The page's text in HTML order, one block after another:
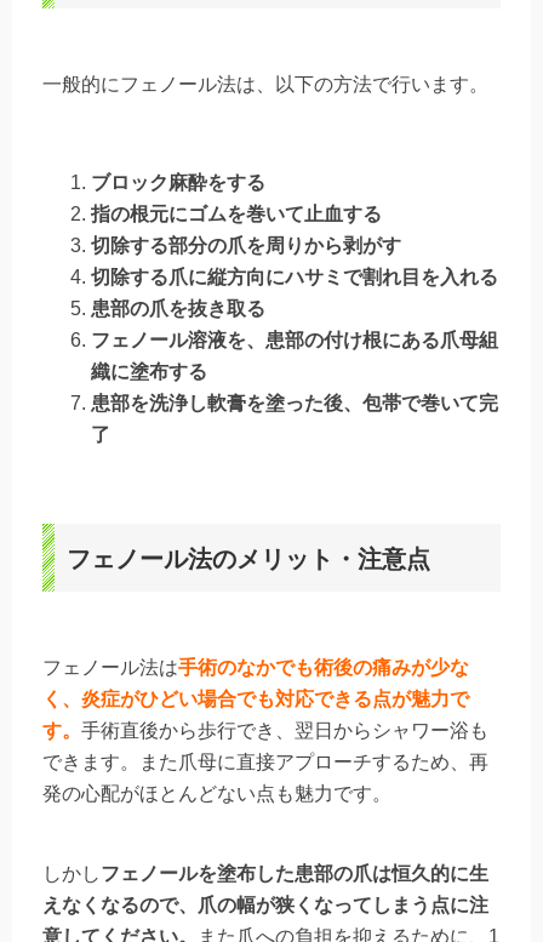
一般的にフェノール法は、以下の方法で行います。
ブロック麻酔をする
指の根元にゴムを巻いて止血する
切除する部分の爪を周りから剥がす
切除する爪に縦方向にハサミで割れ目を入れる
患部の爪を抜き取る
フェノール溶液を、患部の付け根にある爪母組
織に塗布する
患部を洗浄し軟膏を塗った後、包帯で巻いて完
了
フェノール法のメリット・注意点
フェノール法は手術のなかでも術後の痛みが少な
く、炎症がひどい場合でも対応できる点が魅力で
す。 手術直後から歩行でき、翌日から シャワー浴 も
できます。また爪母に直接アプローチするため、再
発の心配がほとんどない点も魅力です。
しかしフェノールを塗布した患部の爪は恒久的に生
えなくなるので、爪の幅が狭くなってしまう点に注
意してください。
また爪への負担を抑えるために
、1